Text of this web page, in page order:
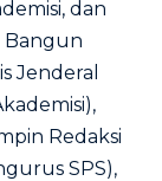
dan
Bangun
Jenderal
Redaksi
SPS),